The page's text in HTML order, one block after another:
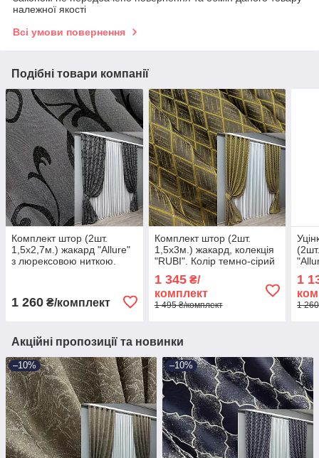
належної якості
Всі умови повернення
Подібні товари компанії
Комплект штор (2шт.
1,5х2,7м.) жакард "Allure"
з люрексовою ниткою.
1 260 ₴/комплект
Комплект штор (2шт.
1,5х3м.) жакард, колекція
"RUBI". Колір темно-сірий
33-0722
1 345₴/
комплект
1 495 ₴/комплект
263
1
1
Акційні пропозиції та новинки
–10% –10%